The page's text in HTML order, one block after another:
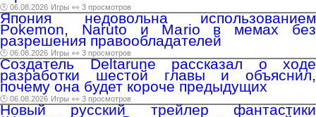
🕑 06.08.2026 Игры 👀 3 просмотров
Япония недовольна использованием
Pokemon, Naruto и Mario в мемах без
разрешения правообладателей
🕑 06.08.2026 Игры 👀 3 просмотров
Создатель Deltarune рассказал о ходе
разработки шестой главы и объяснил,
почему она будет короче предыдущих
🕑 06.08.2026 Игры 👀 3 просмотров
Новый русский трейлер фантастики